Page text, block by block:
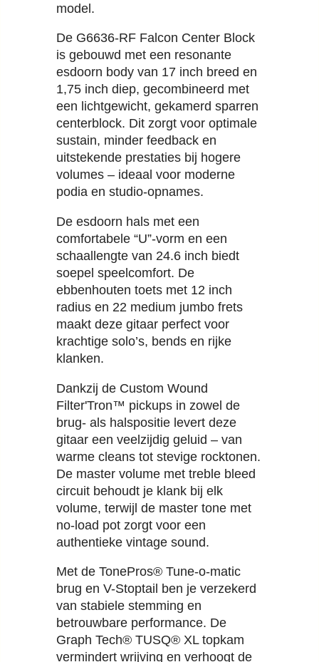
model.
De G6636-RF Falcon Center Block
is gebouwd met een resonante
esdoorn body van 17 inch breed en
1,75 inch diep, gecombineerd met
een lichtgewicht, gekamerd sparren
centerblock. Dit zorgt voor optimale
sustain, minder feedback en
uitstekende prestaties bij hogere
volumes – ideaal voor moderne
podia en studio-opnames.
De esdoorn hals met een
comfortabele “U”-vorm en een
schaallengte van 24.6 inch biedt
soepel speelcomfort. De
ebbenhouten toets met 12 inch
radius en 22 medium jumbo frets
maakt deze gitaar perfect voor
krachtige solo’s, bends en rijke
klanken.
Dankzij de Custom Wound
Filter'Tron™ pickups in zowel de
brug- als halspositie levert deze
gitaar een veelzijdig geluid – van
warme cleans tot stevige rocktonen.
De master volume met treble bleed
circuit behoudt je klank bij elk
volume, terwijl de master tone met
no-load pot zorgt voor een
authentieke vintage sound.
Met de TonePros® Tune-o-matic
brug en V-Stoptail ben je verzekerd
van stabiele stemming en
betrouwbare performance. De
Graph Tech® TUSQ® XL topkam
vermindert wrijving en verhoogt de